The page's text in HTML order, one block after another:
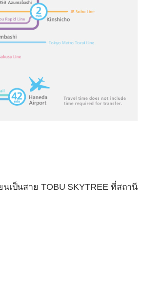
เป็นสาย TOBU SKYTREE ที่สถานี